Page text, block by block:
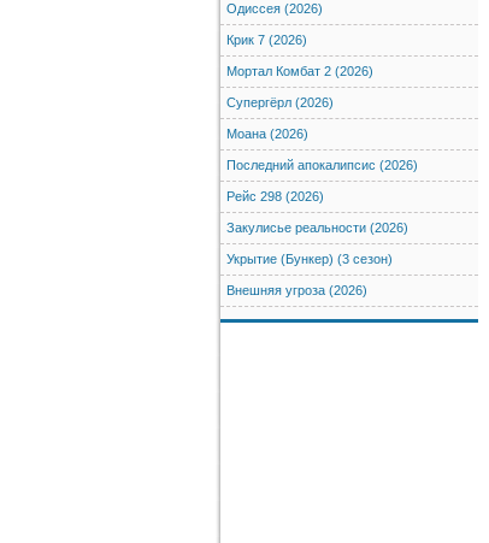
Одиссея (2026)
Крик 7 (2026)
Мортал Комбат 2 (2026)
Супергёрл (2026)
Моана (2026)
Последний апокалипсис (2026)
Рейс 298 (2026)
Закулисье реальности (2026)
Укрытие (Бункер) (3 сезон)
Внешняя угроза (2026)